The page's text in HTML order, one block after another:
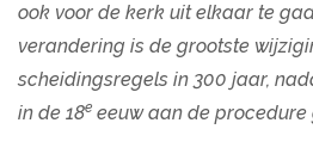
ook voor de kerk uit elkaar te
verandering is de grootste
scheidingsregels in 300 jaar,
in de 18e eeuw aan de procedure